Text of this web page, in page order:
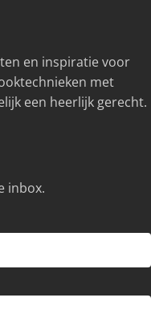
en inspiratie voor
met
een heerlijk gerecht.
inbox.